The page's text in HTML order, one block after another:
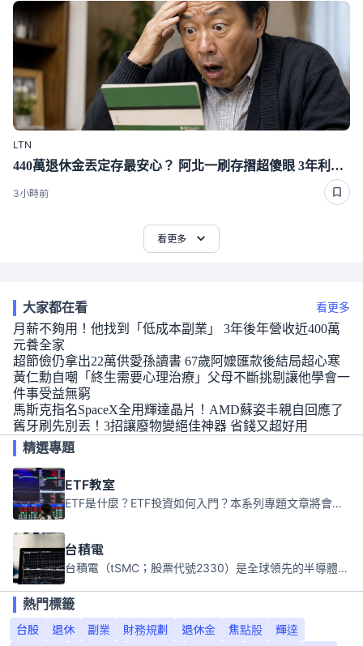
LTN
440萬退休金丟定存最安心？ 阿北一刷存摺超傻眼 3年利息僅1千多
3小時前
看更多
大家都在看 看更多
月薪不夠用！他找到「低成本副業」 3年後年營收近400萬
元養全家
超節儉仍拿出22萬供愛孫讀書 67歲阿嬤匯款後結局超心寒
黃仁勳自嘲「終生需要心理治療」父母不斷挑剔讓他學會一
件事受益無窮
馬斯克指名SpaceX全用輝達晶片！AMD蘇姿丰親自回應了
舊牙刷先別丟！3招讓廢物變絕佳神器 省錢又超好用
精選專題
ETF教室
ETF是什麼？ETF投資如何入門？本系列專題文章將會告訴你新手必須知道的ETF基礎知識。
台積電
台積電（tSMC；股票代號2330）是全球領先的半導體代工公司，成立於1987年，總部位於台灣新竹。且已於美國、日本、德國及中國設廠，台積電是全球首家專業積體電路製造服務公司，也是全球最先進和最大規模的半導體代工廠。
熱門標籤
台股
退休 副業 財務規劃 退休金 焦點股
輝達